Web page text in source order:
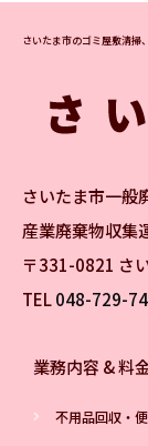
さいたま市のゴミ屋敷清掃
さいたま市一般
産業廃棄物収集
〒331-0821 さ
TEL048-729-
業務内容 & 料
不用品回収・